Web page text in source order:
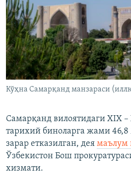
Кўҳна Самарқанд манзараси
Самарқанд вилоятидаги XIX –
тарихий биноларга жами
зарар етказилган, дея маълум
Ўзбекистон Бош
хизмати.